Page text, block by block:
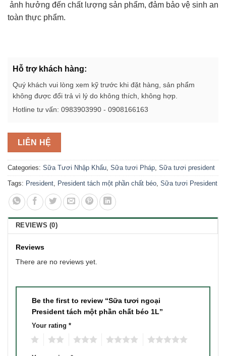
ảnh hưởng đến chất lượng sản phẩm, đảm bảo vệ sinh an
toàn thực phẩm.
Hỗ trợ khách hàng:
Quý khách vui lòng xem kỹ trước khi đặt hàng, sản phẩm
không được đổi trả vì lý do không thích, không hợp.
Hotline tư vấn: 0983903990 - 0908166163
LIÊN HỆ
Categories: Sữa Tươi Nhập Khẩu, Sữa tươi Pháp, Sữa tươi president
Tags: President, President tách một phần chất béo, Sữa tươi President
REVIEWS (0)
Reviews
There are no reviews yet.
Be the first to review “Sữa tươi ngoại
President tách một phần chất béo 1L”
Your rating *